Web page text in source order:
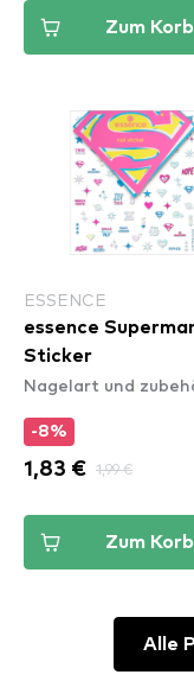
Zum Korb
ESSENCE
essence
Sticker
Nagelart und
-8%
1,83 € 1,99 €
Zum Korb
Alle